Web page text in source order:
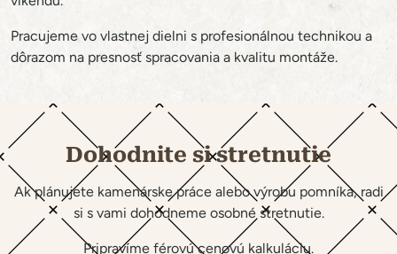
Pracujeme vo vlastnej dielni s profesionálnou technikou a
dôrazom na presnosť spracovania a kvalitu montáže.
Dohodnite si stretnutie
Ak plánujete kamenárske práce alebo výrobu pomníka, radi
si s vami dohodneme osobné stretnutie.
Pripravíme férovú cenovú kalkuláciu.